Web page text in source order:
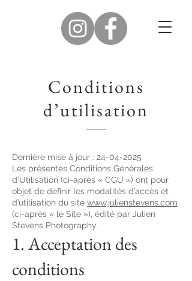
Conditions
d’utilisation
Dernière mise à jour : 24-04-2025
Les présentes Conditions Générales
d’Utilisation (ci-après « CGU ») ont pour
objet de définir les modalités d’accès et
d’utilisation du site www.julienstevens.com
(ci-après « le Site »), édité par Julien
Stevens Photography.
1. Acceptation des
conditions